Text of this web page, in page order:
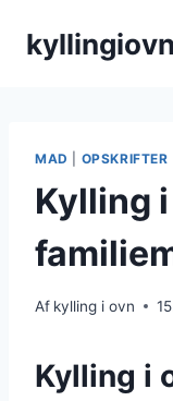
MAD OPSKRIFTER
Kylling
Af kylling i ovn
Kylling i